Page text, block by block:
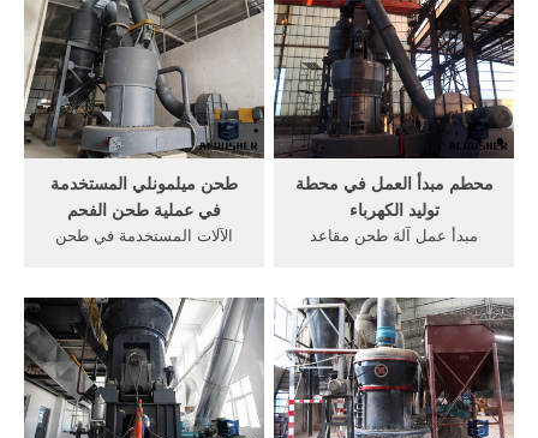
القهوة.حيث يوجد العديد من
الأنواع المختلفة التي تستخدم
طرقا مختلفة لتحضير القهوة،
أما أكثر الأجهزة شيوعًا في ...
كسارة مخروطية سلسلة hcs
اقرأ أكثر غربال عالية التردد
اقرأ أكثر الفك كسارة hj .
طحن ميلمونلي المستخدمة
في عملية طحن الفحم
الآلات المستخدمة في طحن
المستخدمة في طحن الفحم,
مع مصانع الحديد, . الدردشة
الآن موضوع طحن الآلات
المستخدمة في نموذج بيع.
Read More+
محطم مبدأ العمل في محطة
توليد الكهرباء
مبدأ عمل آلة طحن مقاعد
الفحم لإعداد مبدأ عمل آلة
معدنية طحن . أنواع آلة طحن
الجزئيrfcaco بصور انواع الات
طحن على كل صور في أمان
الله ي هرس الجوز في ...